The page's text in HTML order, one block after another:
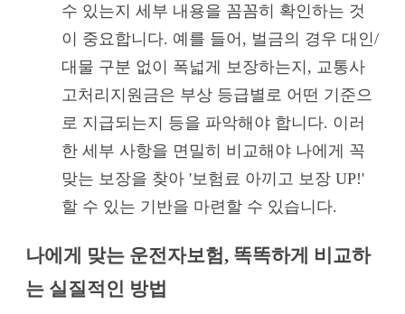
수 있는지 세부 내용을 꼼꼼히 확인하는 것
이 중요합니다. 예를 들어, 벌금의 경우 대인/
대물 구분 없이 폭넓게 보장하는지, 교통사
고처리지원금은 부상 등급별로 어떤 기준으
로 지급되는지 등을 파악해야 합니다. 이러
한 세부 사항을 면밀히 비교해야 나에게 꼭
맞는 보장을 찾아 '보험료 아끼고 보장 UP!'
할 수 있는 기반을 마련할 수 있습니다.
나에게 맞는 운전자보험, 똑똑하게 비교하
는 실질적인 방법